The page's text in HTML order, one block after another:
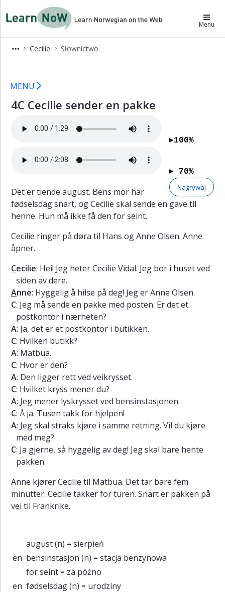
LearnNoW-pl Menu
Cecilie Słownictwo
×
Alex
Słownictwo
Czas
Wymowa
Ćwiczenia
Słownictwo
MENU
4C Cecilie sender en pakke
►100%
► 70%
Nagrywaj
Det er tiende august. Bens mor har
fødselsdag snart, og Cecilie skal sende en gave til
henne. Hun må ikke få den for seint.
Cecilie ringer på døra til Hans og Anne Olsen. Anne
åpner.
Cecilie: Hei! Jeg heter Cecilie Vidal. Jeg bor i huset ved
siden av dere.
Anne: Hyggelig å hilse på deg! Jeg er Anne Olsen.
C: Jeg må sende en pakke med posten. Er det et
postkontor i nærheten?
A: Ja, det er et postkontor i butikken.
C: Hvilken butikk?
A: Matbua.
C: Hvor er den?
A: Den ligger rett ved veikrysset.
C: Hvilket kryss mener du?
A: Jeg mener lyskrysset ved bensinstasjonen.
C: Å ja. Tusen takk for hjelpen!
A: Jeg skal straks kjøre i samme retning. Vil du kjøre
med meg?
C: Ja gjerne, så hyggelig av deg! Jeg skal bare hente
pakken.
Anne kjører Cecilie til Matbua. Det tar bare fem
minutter. Cecilie takker for turen. Snart er pakken på
vei til Frankrike.
august(n) = sierpień
en bensinstasjon (n) = stacja benzynowa
for seint = za późno
en fødselsdag(n) = urodziny